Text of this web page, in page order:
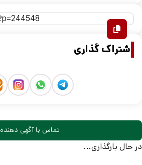
اشتراک گذاری
تماس با آگهی دهنده
در حال بارگذاری...